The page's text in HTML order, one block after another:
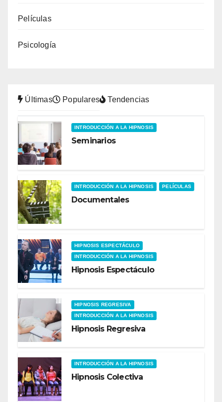
Películas
Psicología
Últimas Populares Tendencias
INTRODUCCIÓN A LA HIPNOSIS
Seminarios
INTRODUCCIÓN A LA HIPNOSIS PELÍCULAS
Documentales
HIPNOSIS ESPECTÁCULO
INTRODUCCIÓN A LA HIPNOSIS
Hipnosis Espectáculo
HIPNOSIS REGRESIVA
INTRODUCCIÓN A LA HIPNOSIS
Hipnosis Regresiva
INTRODUCCIÓN A LA HIPNOSIS
Hipnosis Colectiva